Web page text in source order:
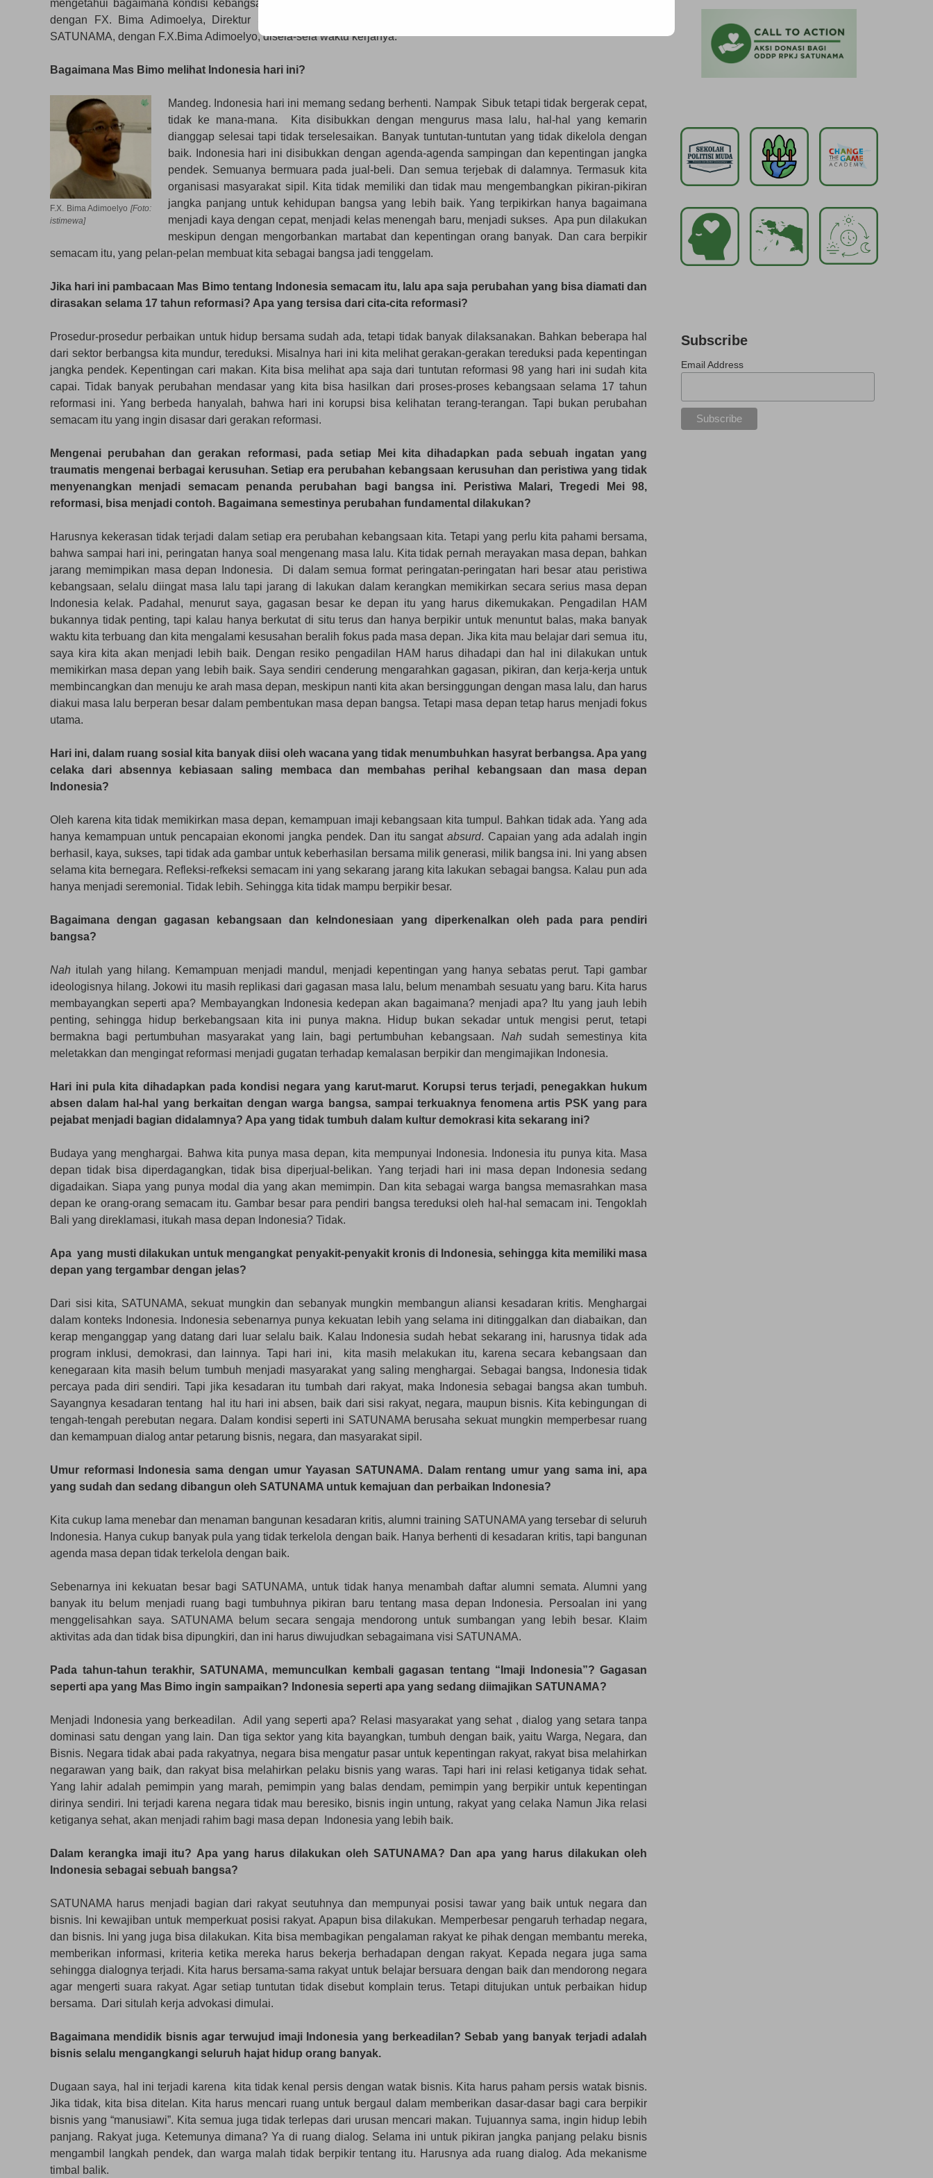
mengetahui bagaimana kondisi kebangsaan dan keIndonesiaan kita ke depan, satunama.org, melakukan wawancara
dengan FX. Bima Adimoelya, Direktur SATUNAMA. Berikut petikan wawancara, Ryan Sugiarto, pegiat media di
SATUNAMA, dengan F.X.Bima Adimoelyo, disela-sela waktu kerjanya.
Bagaimana Mas Bimo melihat Indonesia hari ini?
F.X. Bima Adimoelyo [Foto:
istimewa]
Mandeg. Indonesia hari ini memang sedang berhenti. Nampak Sibuk tetapi tidak bergerak cepat,
tidak ke mana-mana. Kita disibukkan dengan mengurus masa lalu, hal-hal yang kemarin
dianggap selesai tapi tidak terselesaikan. Banyak tuntutan-tuntutan yang tidak dikelola dengan
baik. Indonesia hari ini disibukkan dengan agenda-agenda sampingan dan kepentingan jangka
pendek. Semuanya bermuara pada jual-beli. Dan semua terjebak di dalamnya. Termasuk kita
organisasi masyarakat sipil. Kita tidak memiliki dan tidak mau mengembangkan pikiran-pikiran
jangka panjang untuk kehidupan bangsa yang lebih baik. Yang terpikirkan hanya bagaimana
menjadi kaya dengan cepat, menjadi kelas menengah baru, menjadi sukses. Apa pun dilakukan
meskipun dengan mengorbankan martabat dan kepentingan orang banyak. Dan cara berpikir
semacam itu, yang pelan-pelan membuat kita sebagai bangsa jadi tenggelam.
Jika hari ini pambacaan Mas Bimo tentang Indonesia semacam itu, lalu apa saja perubahan yang bisa diamati dan
dirasakan selama 17 tahun reformasi? Apa yang tersisa dari cita-cita reformasi?
Prosedur-prosedur perbaikan untuk hidup bersama sudah ada, tetapi tidak banyak dilaksanakan. Bahkan beberapa hal
dari sektor berbangsa kita mundur, tereduksi. Misalnya hari ini kita melihat gerakan-gerakan tereduksi pada kepentingan
jangka pendek. Kepentingan cari makan. Kita bisa melihat apa saja dari tuntutan reformasi 98 yang hari ini sudah kita
capai. Tidak banyak perubahan mendasar yang kita bisa hasilkan dari proses-proses kebangsaan selama 17 tahun
reformasi ini. Yang berbeda hanyalah, bahwa hari ini korupsi bisa kelihatan terang-terangan. Tapi bukan perubahan
semacam itu yang ingin disasar dari gerakan reformasi.
Mengenai perubahan dan gerakan reformasi, pada setiap Mei kita dihadapkan pada sebuah ingatan yang
traumatis mengenai berbagai kerusuhan. Setiap era perubahan kebangsaan kerusuhan dan peristiwa yang tidak
menyenangkan menjadi semacam penanda perubahan bagi bangsa ini. Peristiwa Malari, Tregedi Mei 98,
reformasi, bisa menjadi contoh. Bagaimana semestinya perubahan fundamental dilakukan?
Harusnya kekerasan tidak terjadi dalam setiap era perubahan kebangsaan kita. Tetapi yang perlu kita pahami bersama,
bahwa sampai hari ini, peringatan hanya soal mengenang masa lalu. Kita tidak pernah merayakan masa depan, bahkan
jarang memimpikan masa depan Indonesia. Di dalam semua format peringatan-peringatan hari besar atau peristiwa
kebangsaan, selalu diingat masa lalu tapi jarang di lakukan dalam kerangkan memikirkan secara serius masa depan
Indonesia kelak. Padahal, menurut saya, gagasan besar ke depan itu yang harus dikemukakan. Pengadilan HAM
bukannya tidak penting, tapi kalau hanya berkutat di situ terus dan hanya berpikir untuk menuntut balas, maka banyak
waktu kita terbuang dan kita mengalami kesusahan beralih fokus pada masa depan. Jika kita mau belajar dari semua itu,
saya kira kita akan menjadi lebih baik. Dengan resiko pengadilan HAM harus dihadapi dan hal ini dilakukan untuk
memikirkan masa depan yang lebih baik. Saya sendiri cenderung mengarahkan gagasan, pikiran, dan kerja-kerja untuk
membincangkan dan menuju ke arah masa depan, meskipun nanti kita akan bersinggungan dengan masa lalu, dan harus
diakui masa lalu berperan besar dalam pembentukan masa depan bangsa. Tetapi masa depan tetap harus menjadi fokus
utama.
Hari ini, dalam ruang sosial kita banyak diisi oleh wacana yang tidak menumbuhkan hasyrat berbangsa. Apa yang
celaka dari absennya kebiasaan saling membaca dan membahas perihal kebangsaan dan masa depan
Indonesia?
Oleh karena kita tidak memikirkan masa depan, kemampuan imaji kebangsaan kita tumpul. Bahkan tidak ada. Yang ada
hanya kemampuan untuk pencapaian ekonomi jangka pendek. Dan itu sangat absurd. Capaian yang ada adalah ingin
berhasil, kaya, sukses, tapi tidak ada gambar untuk keberhasilan bersama milik generasi, milik bangsa ini. Ini yang absen
selama kita bernegara. Refleksi-refkeksi semacam ini yang sekarang jarang kita lakukan sebagai bangsa. Kalau pun ada
hanya menjadi seremonial. Tidak lebih. Sehingga kita tidak mampu berpikir besar.
Bagaimana dengan gagasan kebangsaan dan keIndonesiaan yang diperkenalkan oleh pada para pendiri
bangsa?
Nah itulah yang hilang. Kemampuan menjadi mandul, menjadi kepentingan yang hanya sebatas perut. Tapi gambar
ideologisnya hilang. Jokowi itu masih replikasi dari gagasan masa lalu, belum menambah sesuatu yang baru. Kita harus
membayangkan seperti apa? Membayangkan Indonesia kedepan akan bagaimana? menjadi apa? Itu yang jauh lebih
penting, sehingga hidup berkebangsaan kita ini punya makna. Hidup bukan sekadar untuk mengisi perut, tetapi
bermakna bagi pertumbuhan masyarakat yang lain, bagi pertumbuhan kebangsaan. Nah sudah semestinya kita
meletakkan dan mengingat reformasi menjadi gugatan terhadap kemalasan berpikir dan mengimajikan Indonesia.
Hari ini pula kita dihadapkan pada kondisi negara yang karut-marut. Korupsi terus terjadi, penegakkan hukum
absen dalam hal-hal yang berkaitan dengan warga bangsa, sampai terkuaknya fenomena artis PSK yang para
pejabat menjadi bagian didalamnya? Apa yang tidak tumbuh dalam kultur demokrasi kita sekarang ini?
Budaya yang menghargai. Bahwa kita punya masa depan, kita mempunyai Indonesia. Indonesia itu punya kita. Masa
depan tidak bisa diperdagangkan, tidak bisa diperjual-belikan. Yang terjadi hari ini masa depan Indonesia sedang
digadaikan. Siapa yang punya modal dia yang akan memimpin. Dan kita sebagai warga bangsa memasrahkan masa
depan ke orang-orang semacam itu. Gambar besar para pendiri bangsa tereduksi oleh hal-hal semacam ini. Tengoklah
Bali yang direklamasi, itukah masa depan Indonesia? Tidak.
Apa yang musti dilakukan untuk mengangkat penyakit-penyakit kronis di Indonesia, sehingga kita memiliki masa
depan yang tergambar dengan jelas?
Dari sisi kita, SATUNAMA, sekuat mungkin dan sebanyak mungkin membangun aliansi kesadaran kritis. Menghargai
dalam konteks Indonesia. Indonesia sebenarnya punya kekuatan lebih yang selama ini ditinggalkan dan diabaikan, dan
kerap menganggap yang datang dari luar selalu baik. Kalau Indonesia sudah hebat sekarang ini, harusnya tidak ada
program inklusi, demokrasi, dan lainnya. Tapi hari ini, kita masih melakukan itu, karena secara kebangsaan dan
kenegaraan kita masih belum tumbuh menjadi masyarakat yang saling menghargai. Sebagai bangsa, Indonesia tidak
percaya pada diri sendiri. Tapi jika kesadaran itu tumbah dari rakyat, maka Indonesia sebagai bangsa akan tumbuh.
Sayangnya kesadaran tentang hal itu hari ini absen, baik dari sisi rakyat, negara, maupun bisnis. Kita kebingungan di
tengah-tengah perebutan negara. Dalam kondisi seperti ini SATUNAMA berusaha sekuat mungkin memperbesar ruang
dan kemampuan dialog antar petarung bisnis, negara, dan masyarakat sipil.
Umur reformasi Indonesia sama dengan umur Yayasan SATUNAMA. Dalam rentang umur yang sama ini, apa
yang sudah dan sedang dibangun oleh SATUNAMA untuk kemajuan dan perbaikan Indonesia?
Kita cukup lama menebar dan menaman bangunan kesadaran kritis, alumni training SATUNAMA yang tersebar di seluruh
Indonesia. Hanya cukup banyak pula yang tidak terkelola dengan baik. Hanya berhenti di kesadaran kritis, tapi bangunan
agenda masa depan tidak terkelola dengan baik.
Sebenarnya ini kekuatan besar bagi SATUNAMA, untuk tidak hanya menambah daftar alumni semata. Alumni yang
banyak itu belum menjadi ruang bagi tumbuhnya pikiran baru tentang masa depan Indonesia. Persoalan ini yang
menggelisahkan saya. SATUNAMA belum secara sengaja mendorong untuk sumbangan yang lebih besar. Klaim
aktivitas ada dan tidak bisa dipungkiri, dan ini harus diwujudkan sebagaimana visi SATUNAMA.
Pada tahun-tahun terakhir, SATUNAMA, memunculkan kembali gagasan tentang “Imaji Indonesia”? Gagasan
seperti apa yang Mas Bimo ingin sampaikan? Indonesia seperti apa yang sedang diimajikan SATUNAMA?
Menjadi Indonesia yang berkeadilan. Adil yang seperti apa? Relasi masyarakat yang sehat , dialog yang setara tanpa
dominasi satu dengan yang lain. Dan tiga sektor yang kita bayangkan, tumbuh dengan baik, yaitu Warga, Negara, dan
Bisnis. Negara tidak abai pada rakyatnya, negara bisa mengatur pasar untuk kepentingan rakyat, rakyat bisa melahirkan
negarawan yang baik, dan rakyat bisa melahirkan pelaku bisnis yang waras. Tapi hari ini relasi ketiganya tidak sehat.
Yang lahir adalah pemimpin yang marah, pemimpin yang balas dendam, pemimpin yang berpikir untuk kepentingan
dirinya sendiri. Ini terjadi karena negara tidak mau beresiko, bisnis ingin untung, rakyat yang celaka Namun Jika relasi
ketiganya sehat, akan menjadi rahim bagi masa depan Indonesia yang lebih baik.
Dalam kerangka imaji itu? Apa yang harus dilakukan oleh SATUNAMA? Dan apa yang harus dilakukan oleh
Indonesia sebagai sebuah bangsa?
SATUNAMA harus menjadi bagian dari rakyat seutuhnya dan mempunyai posisi tawar yang baik untuk negara dan
bisnis. Ini kewajiban untuk memperkuat posisi rakyat. Apapun bisa dilakukan. Memperbesar pengaruh terhadap negara,
dan bisnis. Ini yang juga bisa dilakukan. Kita bisa membagikan pengalaman rakyat ke pihak dengan membantu mereka,
memberikan informasi, kriteria ketika mereka harus bekerja berhadapan dengan rakyat. Kepada negara juga sama
sehingga dialognya terjadi. Kita harus bersama-sama rakyat untuk belajar bersuara dengan baik dan mendorong negara
agar mengerti suara rakyat. Agar setiap tuntutan tidak disebut komplain terus. Tetapi ditujukan untuk perbaikan hidup
bersama. Dari situlah kerja advokasi dimulai.
Bagaimana mendidik bisnis agar terwujud imaji Indonesia yang berkeadilan? Sebab yang banyak terjadi adalah
bisnis selalu mengangkangi seluruh hajat hidup orang banyak.
Dugaan saya, hal ini terjadi karena kita tidak kenal persis dengan watak bisnis. Kita harus paham persis watak bisnis.
Jika tidak, kita bisa ditelan. Kita harus mencari ruang untuk bergaul dalam memberikan dasar-dasar bagi cara berpikir
bisnis yang “manusiawi”. Kita semua juga tidak terlepas dari urusan mencari makan. Tujuannya sama, ingin hidup lebih
panjang. Rakyat juga. Ketemunya dimana? Ya di ruang dialog. Selama ini untuk pikiran jangka panjang pelaku bisnis
mengambil langkah pendek, dan warga malah tidak berpikir tentang itu. Harusnya ada ruang dialog. Ada mekanisme
timbal balik.
Subscribe
Email Address